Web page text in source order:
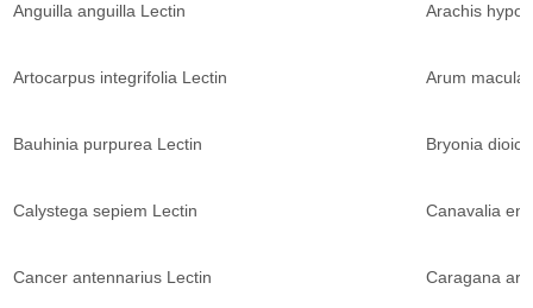
Anguilla anguilla Lectin Arachis
Artocarpus integrifolia Lectin Arum
Bauhinia purpurea Lectin Bryonia
Calystega sepiem Lectin Canavalia
Cancer antennarius Lectin Caragana